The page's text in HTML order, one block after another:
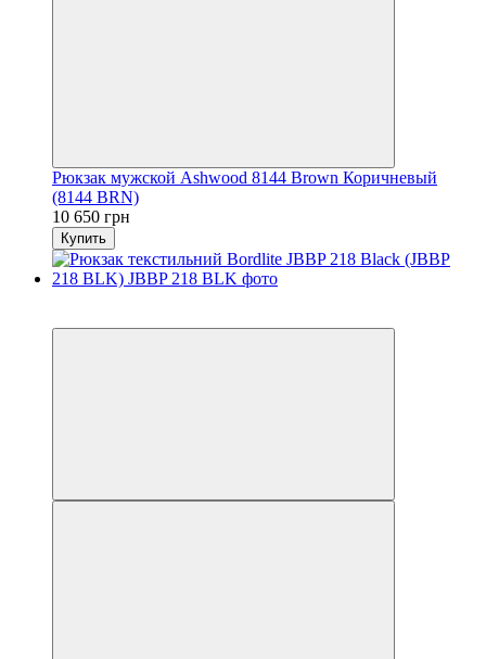
Рюкзак мужской Ashwood 8144 Brown Коричневый
(8144 BRN)
10 650 грн
Купить